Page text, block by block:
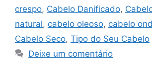
crespo, Cabelo Danificado,
natural, cabelo oleoso, cabelo
Cabelo Seco, Tipo do Seu Cabelo
Deixe um comentário